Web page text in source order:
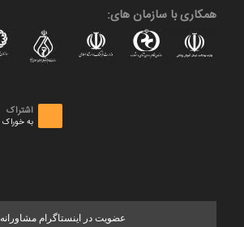
همکاری با سازمان های:
اشتراک
به خوراک RSS
عضویت در اینستاگرام مشاورانه